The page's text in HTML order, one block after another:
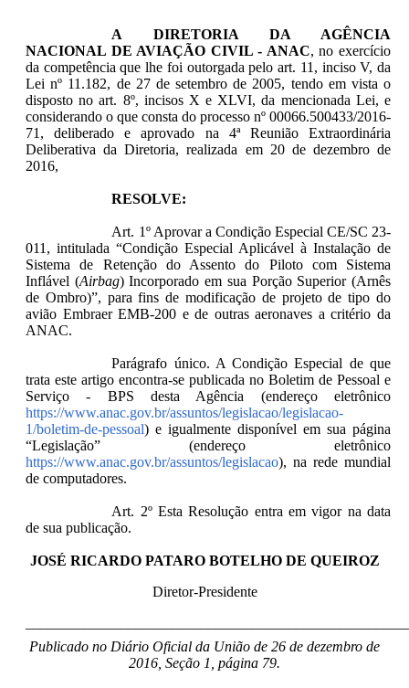
A DIRETORIA DA AGÊNCIA
NACIONAL DE AVIAÇÃO CIVIL - ANAC, no exercício
da competência que lhe foi outorgada pelo art. 11, inciso V, da
Lei nº 11.182, de 27 de setembro de 2005, tendo em vista o
disposto no art. 8º, incisos X e XLVI, da mencionada Lei, e
considerando o que consta do processo nº 00066.500433/2016-
71, deliberado e aprovado na 4ª Reunião Extraordinária
Deliberativa da Diretoria, realizada em 20 de dezembro de
2016,
RESOLVE:
Art. 1º Aprovar a Condição Especial CE/SC 23-
011, intitulada “Condição Especial Aplicável à Instalação de
Sistema de Retenção do Assento do Piloto com Sistema
Inflável (Airbag) Incorporado em sua Porção Superior (Arnês
de Ombro)”, para fins de modificação de projeto de tipo do
avião Embraer EMB-200 e de outras aeronaves a critério da
ANAC.
Parágrafo único. A Condição Especial de que
trata este artigo encontra-se publicada no Boletim de Pessoal e
Serviço - BPS desta Agência (endereço eletrônico
https://www.anac.gov.br/assuntos/legislacao/legislacao-
1/boletim-de-pessoal) e igualmente disponível em sua página
“Legislação” (endereço eletrônico
https://www.anac.gov.br/assuntos/legislacao), na rede mundial
de computadores.
Art. 2º Esta Resolução entra em vigor na data
de sua publicação.
JOSÉ RICARDO PATARO BOTELHO DE QUEIROZ
Diretor-Presidente
Publicado no Diário Oficial da União de 26 de dezembro de
2016, Seção 1, página 79.